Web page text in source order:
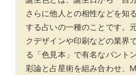
さらに他人との相性などを知
する占いの一種のことです。
クデザインや印刷などの業界
る「色見本」で有名なパント
彩論と占星術を組み合わせ、